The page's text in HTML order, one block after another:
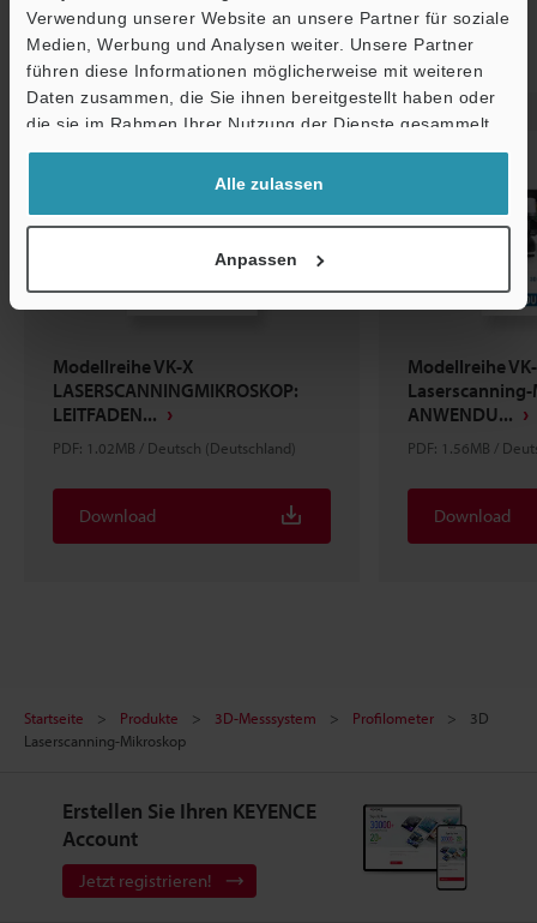
Verwendung unserer Website an unsere Partner für soziale
Medien, Werbung und Analysen weiter. Unsere Partner
führen diese Informationen möglicherweise mit weiteren
Daten zusammen, die Sie ihnen bereitgestellt haben oder
die sie im Rahmen Ihrer Nutzung der Dienste gesammelt
haben.
Alle zulassen
Anpassen
Empfohlene Artikel
Modellreihe VK-X
LASERSCANNINGMIKROSKOP:
LEITFADEN...
PDF: 1.02MB / Deutsch (Deutschland)
Download
Modellreihe
ANWENDU...
PDF: 1.56MB /
Download
Startseite Produkte 3D-Messsystem Profilometer
3D
Laserscanning-Mikroskop
Erstellen Sie Ihren KEYENCE
Account
Jetzt registrieren!
Support